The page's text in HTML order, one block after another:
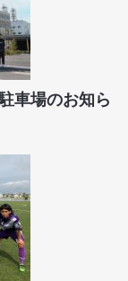
車場のお知ら